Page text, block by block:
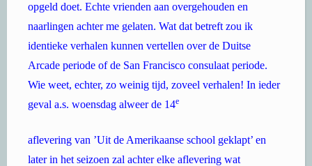
opgeld doet. Echte vrienden aan overgehouden en
naarlingen achter me gelaten. Wat dat betreft zou ik
identieke verhalen kunnen vertellen over de Duitse
Arcade periode of de San Francisco consulaat periode.
Wie weet, echter, zo weinig tijd, zoveel verhalen! In ieder
geval a.s. woensdag alweer de 14e
aflevering van ’Uit de Amerikaanse school geklapt’ en
later in het seizoen zal achter elke aflevering wat